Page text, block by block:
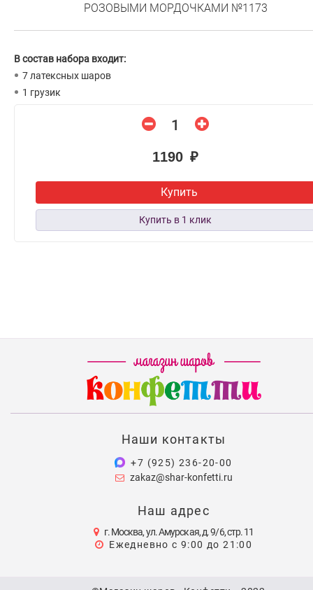
РОЗОВЫМИ МОРДОЧКАМИ №1173
В состав набора входит:
7 латексных шаров
1 грузик
1190 ₽
Купить
Наши контакты
+7 (925) 236-20-00
zakaz@shar-konfetti.ru
Наш адрес
г. Москва, ул. Амурская, д. 9/6, стр. 11
Ежедневно с 9:00 до 21:00